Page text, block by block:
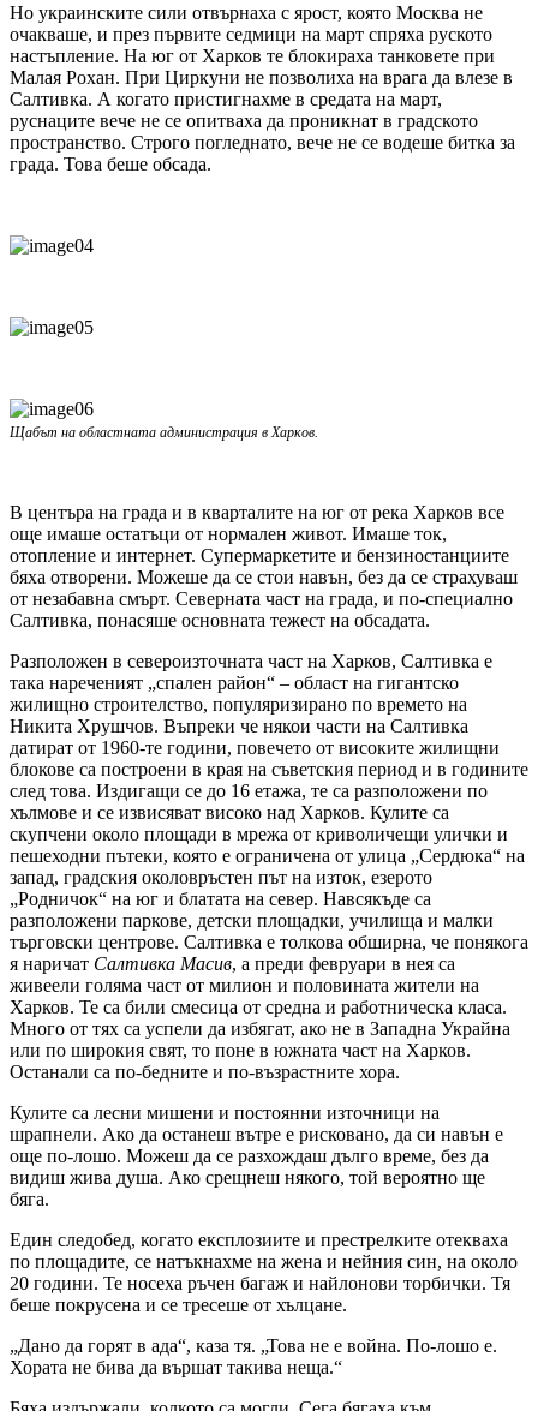
Но украинските сили отвърнаха с ярост, която Москва не
очакваше, и през първите седмици на март спряха руското
настъпление. На юг от Харков те блокираха танковете при
Малая Рохан. При Циркуни не позволиха на врага да влезе в
Салтивка. А когато пристигнахме в средата на март,
руснаците вече не се опитваха да проникнат в градското
пространство. Строго погледнато, вече не се водеше битка за
града. Това беше обсада.
Щабът на областната администрация в Харков.
В центъра на града и в кварталите на юг от река Харков все
още имаше остатъци от нормален живот. Имаше ток,
отопление и интернет. Супермаркетите и бензиностанциите
бяха отворени. Можеше да се стои навън, без да се страхуваш
от незабавна смърт. Северната част на града, и по-специално
Салтивка, понасяше основната тежест на обсадата.
Разположен в североизточната част на Харков, Салтивка е
така нареченият „спален район“ – област на гигантско
жилищно строителство, популяризирано по времето на
Никита Хрушчов. Въпреки че някои части на Салтивка
датират от 1960-те години, повечето от високите жилищни
блокове са построени в края на съветския период и в годините
след това. Издигащи се до 16 етажа, те са разположени по
хълмове и се извисяват високо над Харков. Кулите са
скупчени около площади в мрежа от криволичещи улички и
пешеходни пътеки, която е ограничена от улица „Сердюка“ на
запад, градския околовръстен път на изток, езерото
„Родничок“ на юг и блатата на север. Навсякъде са
разположени паркове, детски площадки, училища и малки
търговски центрове. Салтивка е толкова обширна, че понякога
я наричат Салтивка Масив, а преди февруари в нея са
живеели голяма част от милион и половината жители на
Харков. Те са били смесица от средна и работническа класа.
Много от тях са успели да избягат, ако не в Западна Украйна
или по широкия свят, то поне в южната част на Харков.
Останали са по-бедните и по-възрастните хора.
Кулите са лесни мишени и постоянни източници на
шрапнели. Ако да останеш вътре е рисковано, да си навън е
още по-лошо. Можеш да се разхождаш дълго време, без да
видиш жива душа. Ако срещнеш някого, той вероятно ще
бяга.
Един следобед, когато експлозиите и престрелките отекваха
по площадите, се натъкнахме на жена и нейния син, на около
20 години. Те носеха ръчен багаж и найлонови торбички. Тя
беше покрусена и се тресеше от хълцане.
„Дано да горят в ада“, каза тя. „Това не е война. По-лошо е.
Хората не бива да вършат такива неща.“